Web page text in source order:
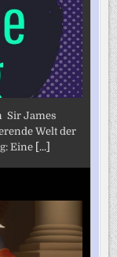
Sir James
Welt der
Eine [...]